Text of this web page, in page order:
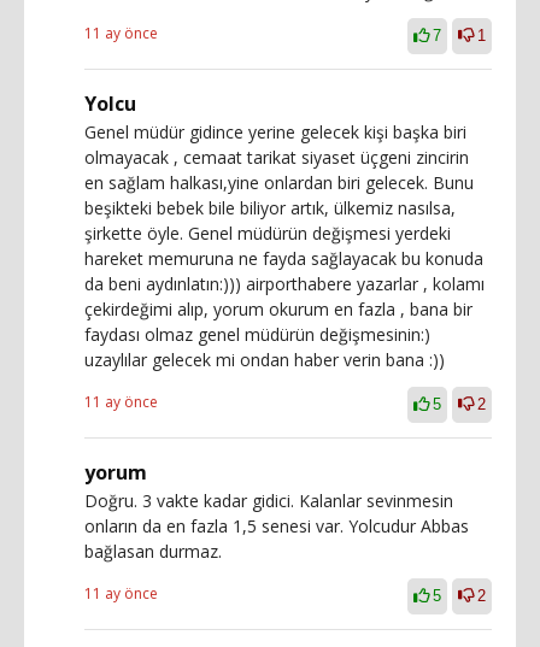
11 ay önce 7 1
Yolcu
Genel müdür gidince yerine gelecek kişi başka biri
olmayacak , cemaat tarikat siyaset üçgeni zincirin
en sağlam halkası,yine onlardan biri gelecek. Bunu
beşikteki bebek bile biliyor artık, ülkemiz nasılsa,
şirkette öyle. Genel müdürün değişmesi yerdeki
hareket memuruna ne fayda sağlayacak bu konuda
da beni aydınlatın:))) airporthabere yazarlar , kolamı
çekirdeğimi alıp, yorum okurum en fazla , bana bir
faydası olmaz genel müdürün değişmesinin:)
uzaylılar gelecek mi ondan haber verin bana :))
11 ay önce 5 2
yorum
Doğru. 3 vakte kadar gidici. Kalanlar sevinmesin
onların da en fazla 1,5 senesi var. Yolcudur Abbas
bağlasan durmaz.
11 ay önce 5 2